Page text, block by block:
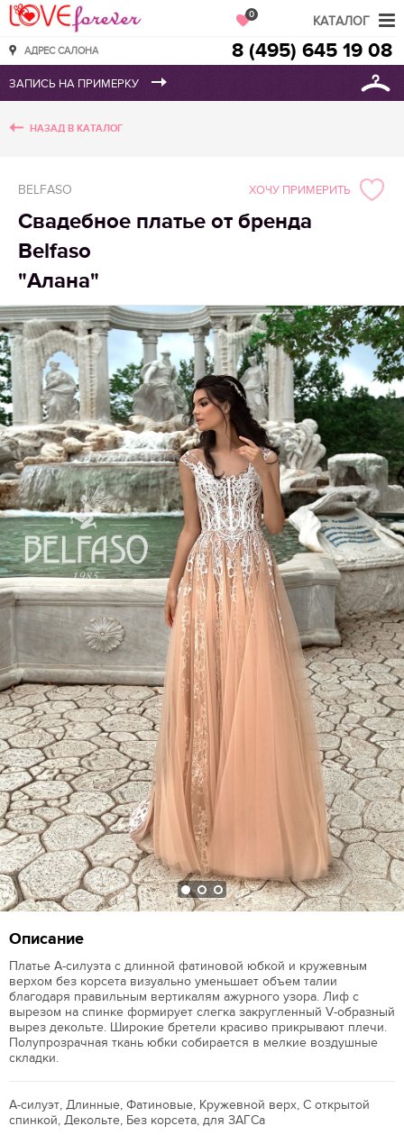
Love Forever
АДРЕС САЛОНА
0
8 (495) 645 19 08
НАЗАД В КАТАЛОГ
BELFASO
Свадебное платье от бренда
Belfaso
"Алана"
ХОЧУ ПРИМЕРИТЬ
Описание
Платье А-силуэта с длинной фатиновой юбкой и кружевным
верхом без корсета визуально уменьшает объем талии
благодаря правильным вертикалям ажурного узора. Лиф с
вырезом на спинке формирует слегка закругленный V-образный
вырез декольте. Широкие бретели красиво прикрывают плечи.
Полупрозрачная ткань юбки собирается в мелкие воздушные
складки.
А-силуэт, Длинные, Фатиновые, Кружевной верх, С открытой
спинкой, Декольте, Без корсета, для ЗАГСа
КАТАЛОГ